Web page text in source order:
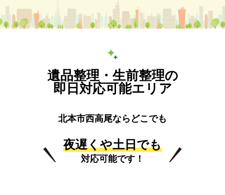
遺品整理・生前整理の
即日対応可能エリア
北本市西高尾ならどこでも
夜遅くや土日でも
対応可能です！